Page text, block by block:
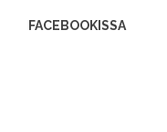
FACEBOOKISSA